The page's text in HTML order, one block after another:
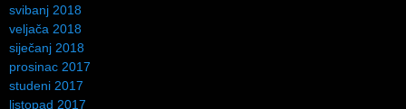
svibanj 2018
veljača 2018
siječanj 2018
prosinac 2017
studeni 2017
listopad 2017